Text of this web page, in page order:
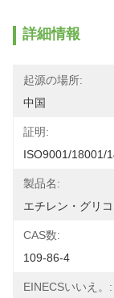
詳細情報
起源の場所:
中国
証明:
ISO9001/18001/
製品名:
エチレン・グリ
CAS数:
109-86-4
EINECSいいえ。: